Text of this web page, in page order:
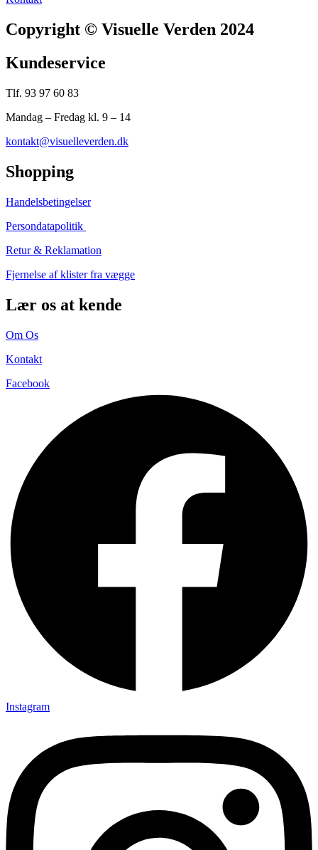
Copyright © Visuelle Verden 2024
Kundeservice
Tlf. 93 97 60 83
Mandag – Fredag kl. 9 – 14
kontakt@visuelleverden.dk
Shopping
Handelsbetingelser
Persondatapolitik
Retur & Reklamation
Fjernelse af klister fra vægge
Lær os at kende
Om Os
Kontakt
Facebook
Instagram